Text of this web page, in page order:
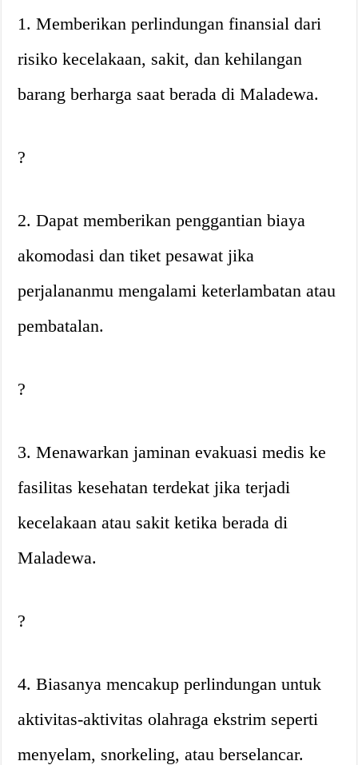
1. Memberikan perlindungan finansial dari
risiko kecelakaan, sakit, dan kehilangan
barang berharga saat berada di Maladewa.
?
2. Dapat memberikan penggantian biaya
akomodasi dan tiket pesawat jika
perjalananmu mengalami keterlambatan atau
pembatalan.
?
3. Menawarkan jaminan evakuasi medis ke
fasilitas kesehatan terdekat jika terjadi
kecelakaan atau sakit ketika berada di
Maladewa.
?
4. Biasanya mencakup perlindungan untuk
aktivitas-aktivitas olahraga ekstrim seperti
menyelam, snorkeling, atau berselancar.